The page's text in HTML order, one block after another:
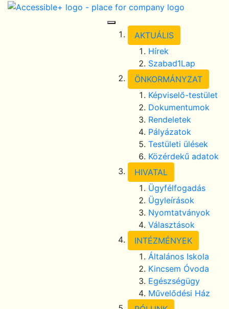
Skip Navigation
Toggle Navigation
AKTUÁLIS
Hírek
Szabad1Lap
ÖNKORMÁNYZAT
Képviselő-testület
Dokumentumok
Rendeletek
Pályázatok
Testületi ülések
Közérdekű adatok
HIVATAL
Ügyfélfogadás
Ügyleírások
Nyomtatványok
Választások
INTÉZMÉNYEK
Általános Iskola
Kincsem Óvoda
Egészségügy
Művelődési Ház